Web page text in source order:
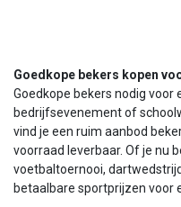
Goedkope bekers kopen
Goedkope bekers nodig voor
bedrijfsevenement of
vind je een ruim aanbod
voorraad leverbaar. Of je nu
voetbaltoernooi,
betaalbare sportprijzen voor